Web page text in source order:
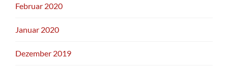
Februar 2020
Januar 2020
Dezember 2019